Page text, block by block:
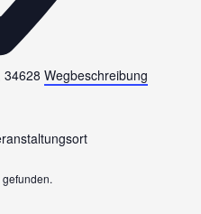
34628 Wegbeschreibung